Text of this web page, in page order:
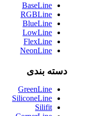
BaseLine
RGBLine
BlueLine
LowLine
FlexLine
NeonLine
دسته بندی
GreenLine
SiliconeLine
Silifit